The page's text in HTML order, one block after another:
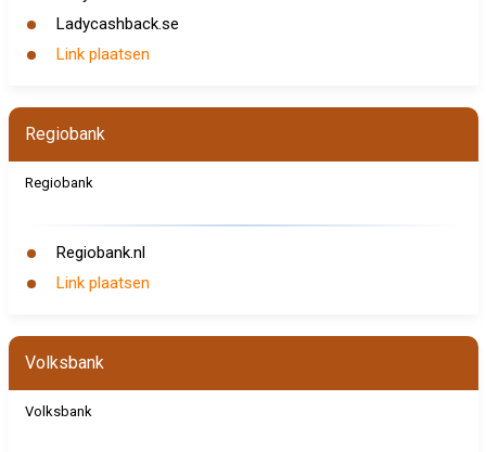
Ladycashback.se
Link plaatsen
Regiobank
Regiobank
Regiobank.nl
Link plaatsen
Volksbank
Volksbank